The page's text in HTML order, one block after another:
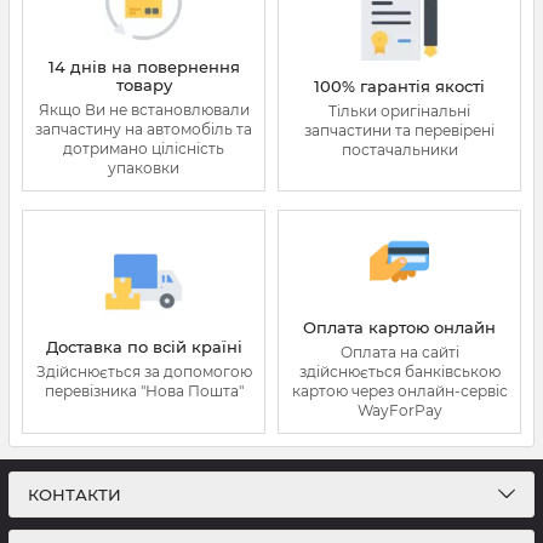
14 днів на повернення
товару
Якщо Ви не встановлювали
запчастину на автомобіль та
дотримано цілісність
упаковки
100% гарантія якості
Тільки оригінальні
запчастини та перевірені
постачальники
Доставка по всій країні
Здійснюється за допомогою
перевізника "Нова Пошта"
Оплата картою онлайн
Оплата на сайті
здійснюється банківською
картою через онлайн-сервіс
WayForPay
КОНТАКТИ